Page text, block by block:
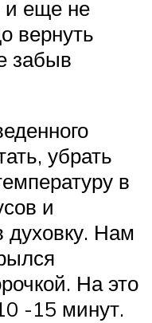
и еще не
вернуть
забыв
убрать
в
и
духовку. Нам
На это
-15 минут.